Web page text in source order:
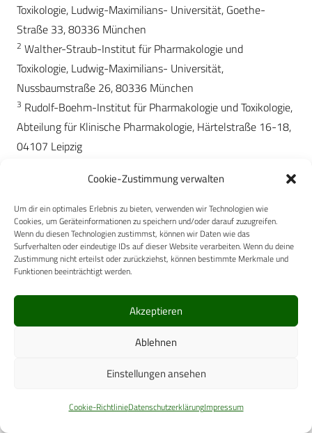
Cookie-Zustimmung verwalten
Um dir ein optimales Erlebnis zu bieten, verwenden wir Technologien wie
Cookies, um Geräteinformationen zu speichern und/oder darauf zuzugreifen.
Wenn du diesen Technologien zustimmst, können wir Daten wie das
Surfverhalten oder eindeutige IDs auf dieser Website verarbeiten. Wenn du deine
Zustimmung nicht erteilst oder zurückziehst, können bestimmte Merkmale und
Funktionen beeinträchtigt werden.
Akzeptieren
Ablehnen
Einstellungen ansehen
Cookie-RichtlinieDatenschutzerklärungImpressum
Toxikologie, Ludwig-Maximilians- Universität, Goethe-
Straße 33, 80336 München
2 Walther-Straub-Institut für Pharmakologie und
Toxikologie, Ludwig-Maximilians- Universität,
Nussbaumstraße 26, 80336 München
3 Rudolf-Boehm-Institut für Pharmakologie und Toxikologie,
Abteilung für Klinische Pharmakologie, Härtelstraße 16-18,
04107 Leipzig
Bundeswehr, Neuherbergstraße 11, 80937 München
Eine Exposition gegenüber chemischen Kampfstoffen (z. B.
S-Lost) oder in Nebelgranaten enthaltenen Metallstäuben
(z. B. Zinkchlorid (ZnCl2)) kann bei exponierten Soldaten zu
schwerwiegenden Gesundheitsstörungen bis hin zum Tod
führen. Der genaue Schädigungsmechanismus dieser akut
lungentoxischen Substanzen ist bisher nur unzureichend
Überleben der exponierten Soldaten ermöglichen sollen,
nicht zur Verfügung.
Transient Receptor Potential (TRP) Kanäle werden als